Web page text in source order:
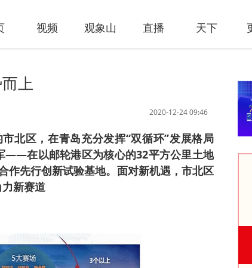
视频 观象山 直播 天下
上
2020-12-24 09:46
北区，在青岛充分发挥“双循环”发展格局
——在以邮轮港区为核心的32平方公里土地
作先行创新试验基地。面对新机遇，市北区
新赛道